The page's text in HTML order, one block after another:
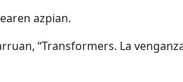
azpian.
“Transformers. La